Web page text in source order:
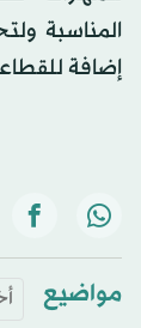
المناسبة
إضافة
مواضيع